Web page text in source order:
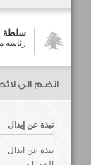
سلطة
رئاسة
انضم الى
نبذة عن إيدال
نبذة عن ايدال